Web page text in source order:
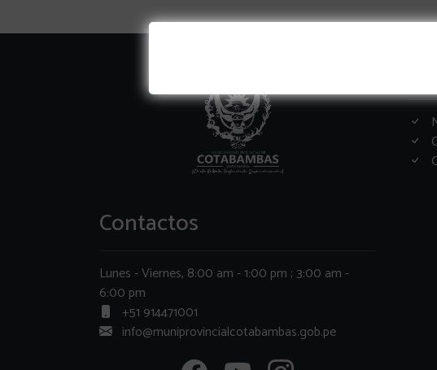
Contactos
Lunes - Viernes, 8:00 am - 1:00 pm ; 3:00 am -
6:00 pm
+51 914471001
info@muniprovincialcotabambas.gob.pe